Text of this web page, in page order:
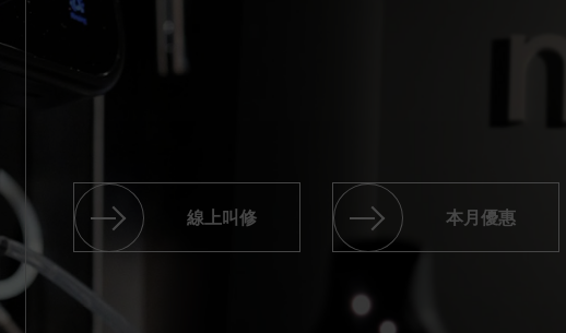
線上叫修 本月優惠